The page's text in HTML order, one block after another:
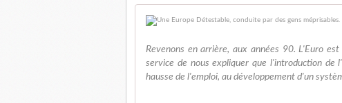
Revenons en arrière, aux années 90. L'Euro
service de nous expliquer que l'introduction de
hausse de l'emploi, au développement d'un